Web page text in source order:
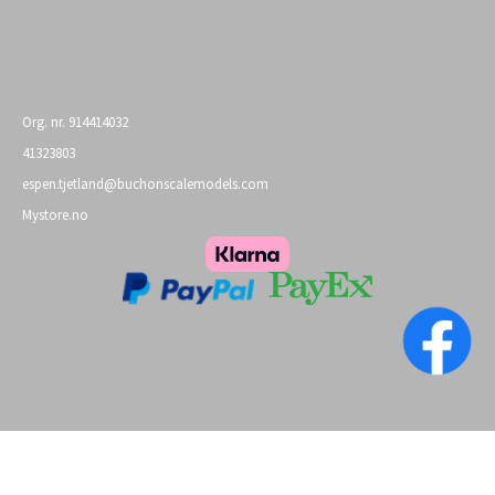
Org. nr. 914414032
41323803
espen.tjetland@buchonscalemodels.com
Mystore.no